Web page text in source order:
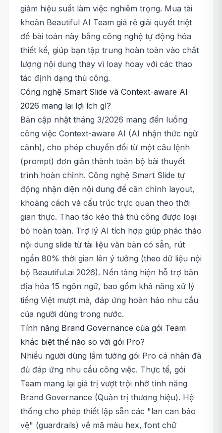
giảm hiệu suất làm việc nghiêm trọng. Mua tài
khoản Beautiful AI Team giá rẻ giải quyết triệt
để bài toán này bằng công nghệ tự động hóa
thiết kế, giúp bạn tập trung hoàn toàn vào chất
lượng nội dung thay vì loay hoay với các thao
tác định dạng thủ công.
Công nghệ Smart Slide và Context-aware AI
2026 mang lại lợi ích gì?
Bản cập nhật tháng 3/2026 mang đến luồng
công việc Context-aware AI (AI nhận thức ngữ
cảnh), cho phép chuyển đổi từ một câu lệnh
(prompt) đơn giản thành toàn bộ bài thuyết
trình hoàn chỉnh. Công nghệ Smart Slide tự
động nhận diện nội dung để căn chỉnh layout,
khoảng cách và cấu trúc trực quan theo thời
gian thực. Thao tác kéo thả thủ công được loại
bỏ hoàn toàn. Trợ lý AI tích hợp giúp phác thảo
nội dung slide từ tài liệu văn bản có sẵn, rút
ngắn 80% thời gian lên ý tưởng (theo dữ liệu nội
bộ Beautiful.ai 2026). Nền tảng hiện hỗ trợ bản
địa hóa 15 ngôn ngữ, bao gồm khả năng xử lý
tiếng Việt mượt mà, đáp ứng hoàn hảo nhu cầu
của người dùng trong nước.
Tính năng Brand Governance của gói Team
khác biệt thế nào so với gói Pro?
Nhiều người dùng lầm tưởng gói Pro cá nhân đã
đủ đáp ứng nhu cầu công việc. Thực tế, gói
Team mang lại giá trị vượt trội nhờ tính năng
Brand Governance (Quản trị thương hiệu). Hệ
thống cho phép thiết lập sẵn các "lan can bảo
vệ" (guardrails) về mã màu hex, font chữ